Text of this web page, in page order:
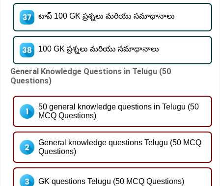
టాప్ 100 GK ప్రశ్నలు మరియు సమాధానాలు
100 GK ప్రశ్నలు మరియు సమాధానాలు
General Knowledge Questions in Telugu (50
Questions)
50 general knowledge questions in Telugu (50
MCQ Questions)
General knowledge questions Telugu (50 MCQ
Questions)
GK questions Telugu (50 MCQ Questions)